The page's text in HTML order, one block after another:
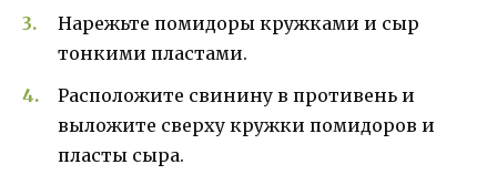
Нарежьте помидоры кружками и сыр
тонкими пластами.
Расположите свинину в противень и
выложите сверху кружки помидоров и
пласты сыра.